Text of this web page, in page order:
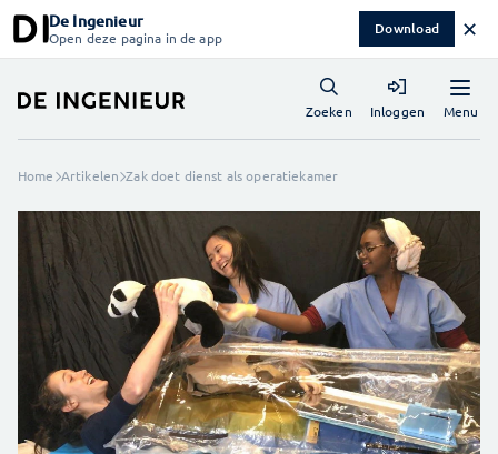
De Ingenieur
Open deze pagina in de app Download ✕
Menu
Zoeken Inloggen
Home Artikelen Zak doet dienst als operatiekamer